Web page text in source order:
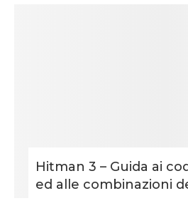
Hitman 3 – Guida ai
ed alle combinazioni